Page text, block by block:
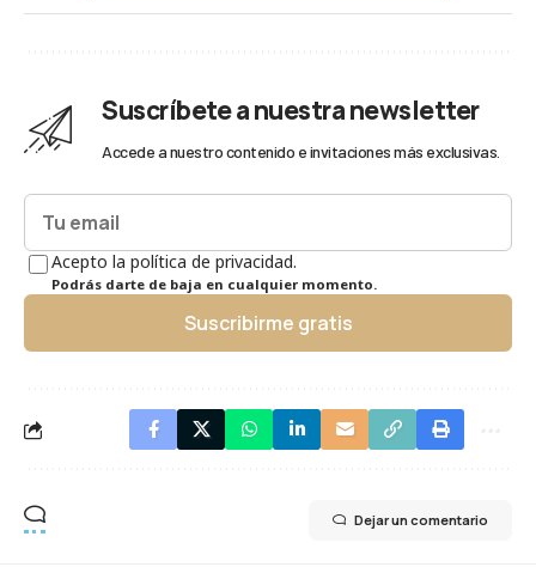
Suscríbete a nuestra newsletter
Accede a nuestro contenido e invitaciones más exclusivas.
Acepto la política de privacidad.
Podrás darte de baja en cualquier momento.
Suscribirme gratis
Dejar un comentario